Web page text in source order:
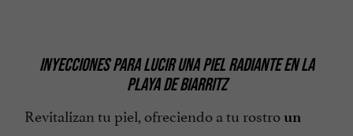
INYECCIONES PARA LUCIR UNA PIEL RADIANTE EN LA
PLAYA DE BIARRITZ
Revitalizan tu piel, ofreciendo a tu rostroun